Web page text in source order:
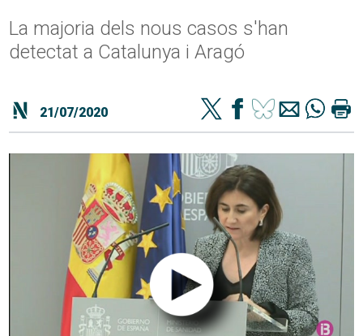
La majoria dels nous casos s'han
detectat a Catalunya i Aragó
21/07/2020